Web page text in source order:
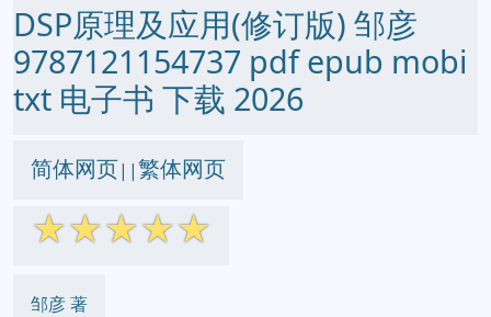
DSP原理及应用(修订版) 邹彦
9787121154737 pdf epub mobi
txt 电子书 下载 2026
简体网页||繁体网页
☆☆☆☆☆
邹彦 著